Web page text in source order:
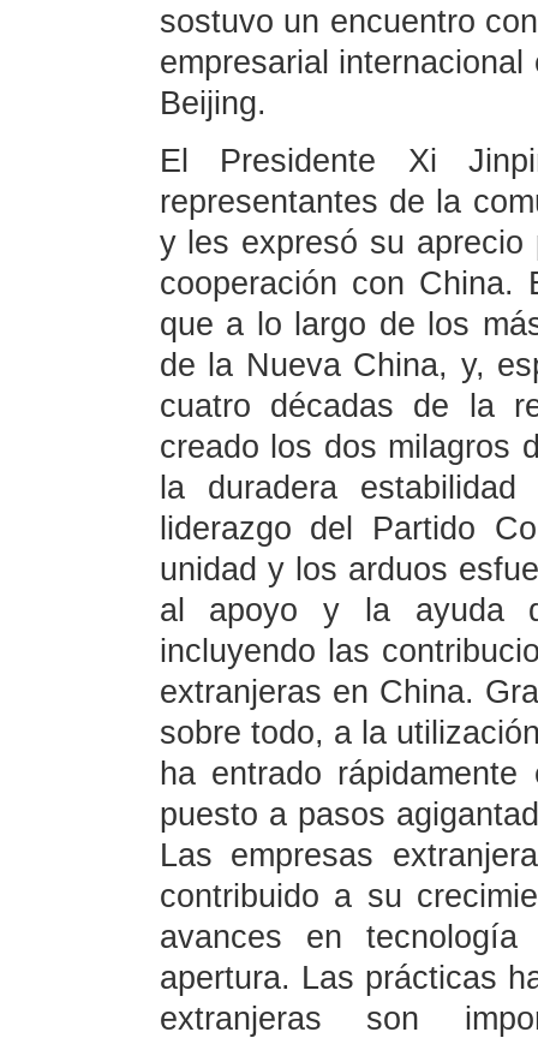
sostuvo un encuentro
empresarial
Beijing.
El Presidente Xi
representantes de la
y les expresó su
cooperación con China.
que a lo largo de los
de la Nueva China, y,
cuatro décadas de la
creado los dos milagros
la duradera
liderazgo del Partido
unidad y los arduos
al apoyo y la ayuda
incluyendo las
extranjeras en China.
sobre todo, a la
ha entrado
puesto a pasos
Las empresas
contribuido a su
avances en
apertura. Las prácticas
extranjeras son